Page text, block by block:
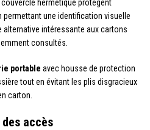
hermétique protègent
une identification visuelle
intéressante aux cartons
consultés.
portable avec housse de protection
tout en évitant les plis disgracieux
carton.
accès